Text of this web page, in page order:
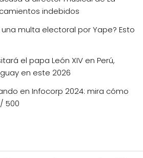
indebidos
multa electoral por Yape? Esto
el papa León XIV en Perú,
en este 2026
en Infocorp 2024: mira cómo
500